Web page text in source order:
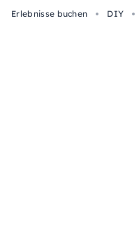
Erlebnisse buchen
DIY